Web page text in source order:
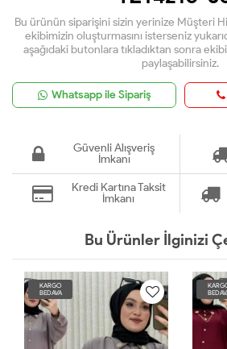
Bu ürünün siparişini sizin yerinize Müşteri
ekibimizin oluşturmasını isterseniz
aşağıdaki butonlara tıkladıktan sonra
paylaşabilirsiniz.
Whatsapp ile Sipariş
Güvenli Alışveriş
İmkanı
Kredi Kartına Taksit
İmkanı
Bu Ürünler İlginizi
KARGO
BEDAVA